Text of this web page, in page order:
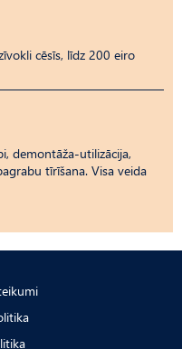
cēsīs, līdz 200 eiro
demontāža-utilizācija,
tīrīšana. Visa veida